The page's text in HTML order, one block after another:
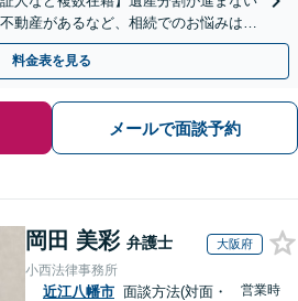
動産があるなど、相続でのお悩みはご
記・税も対応】
料金表を見る
メールで面談予約
岡田 美彩 弁護士 大阪府
小西法律事務所
近江八幡市 面談方法(対面・
営業時